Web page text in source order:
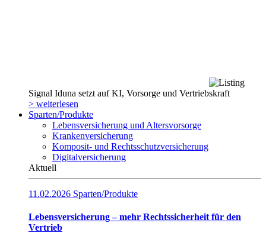
Signal Iduna setzt auf KI, Vorsorge und Vertriebskraft
> weiterlesen
Sparten/Produkte
Lebensversicherung und Altersvorsorge
Krankenversicherung
Komposit- und Rechtsschutzversicherung
Digitalversicherung
Aktuell
11.02.2026 Sparten/Produkte
Lebensversicherung – mehr Rechtssicherheit für den
Vertrieb